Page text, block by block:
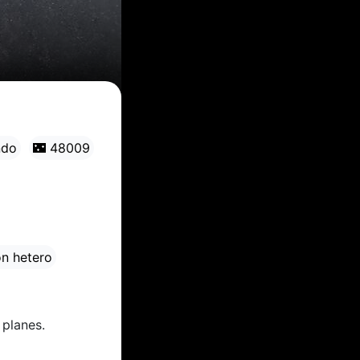
🌃 48009
hetero